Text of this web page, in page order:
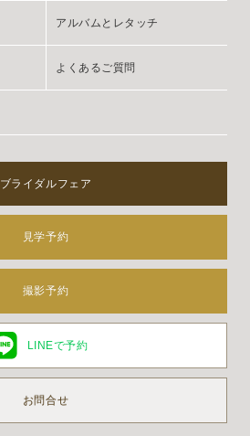
アルバムとレタッチ
よくあるご質問
ブライダルフェア
見学予約
撮影予約
LINEで予約
お問合せ